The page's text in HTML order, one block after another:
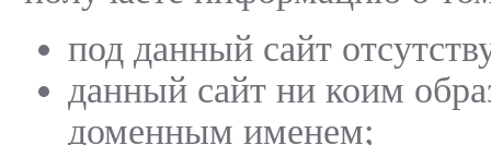
под данный сайт
данный сайт ни коим
доменным именем;